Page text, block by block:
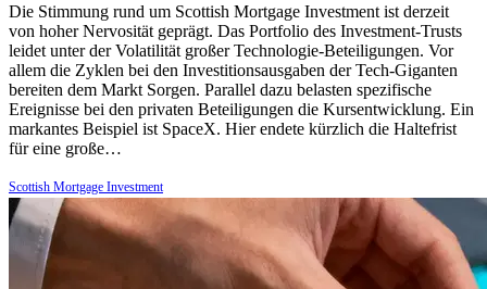
Die Stimmung rund um Scottish Mortgage Investment ist derzeit
von hoher Nervosität geprägt. Das Portfolio des Investment-Trusts
leidet unter der Volatilität großer Technologie-Beteiligungen. Vor
allem die Zyklen bei den Investitionsausgaben der Tech-Giganten
bereiten dem Markt Sorgen. Parallel dazu belasten spezifische
Ereignisse bei den privaten Beteiligungen die Kursentwicklung. Ein
markantes Beispiel ist SpaceX. Hier endete kürzlich die Haltefrist
für eine große…
Scottish Mortgage Investment